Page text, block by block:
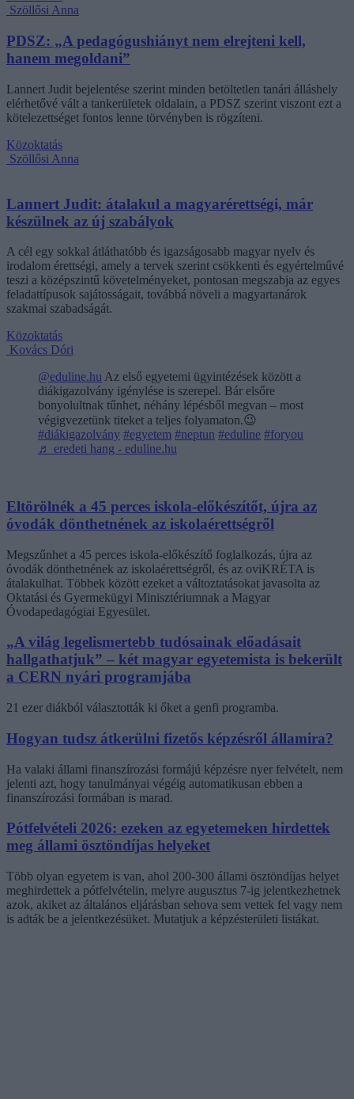
Szöllősi Anna
PDSZ: „A pedagógushiányt nem elrejteni kell,
hanem megoldani”
Lannert Judit bejelentése szerint minden betöltetlen tanári álláshely
elérhetővé vált a tankerületek oldalain, a PDSZ szerint viszont ezt a
kötelezettséget fontos lenne törvényben is rögzíteni.
Közoktatás
Szöllősi Anna
Lannert Judit: átalakul a magyarérettségi, már
készülnek az új szabályok
A cél egy sokkal átláthatóbb és igazságosabb magyar nyelv és
irodalom érettségi, amely a tervek szerint csökkenti és egyértelművé
teszi a középszintű követelményeket, pontosan megszabja az egyes
feladattípusok sajátosságait, továbbá növeli a magyartanárok
szakmai szabadságát.
Közoktatás
Kovács Dóri
@eduline.hu Az első egyetemi ügyintézések között a
diákigazolvány igénylése is szerepel. Bár elsőre
bonyolultnak tűnhet, néhány lépésből megvan – most
végigvezetünk titeket a teljes folyamaton.😉
#diákigazolvány #egyetem #neptun #eduline #foryou
♬ eredeti hang - eduline.hu
Eltörölnék a 45 perces iskola-előkészítőt, újra az
óvodák dönthetnének az iskolaérettségről
Megszűnhet a 45 perces iskola-előkészítő foglalkozás, újra az
óvodák dönthetnének az iskolaérettségről, és az oviKRÉTA is
átalakulhat. Többek között ezeket a változtatásokat javasolta az
Oktatási és Gyermekügyi Minisztériumnak a Magyar
Óvodapedagógiai Egyesület.
„A világ legelismertebb tudósainak előadásait
hallgathatjuk” – két magyar egyetemista is bekerült
a CERN nyári programjába
21 ezer diákból választották ki őket a genfi programba.
Hogyan tudsz átkerülni fizetős képzésről államira?
Ha valaki állami finanszírozási formájú képzésre nyer felvételt, nem
jelenti azt, hogy tanulmányai végéig automatikusan ebben a
finanszírozási formában is marad.
Pótfelvételi 2026: ezeken az egyetemeken hirdettek
meg állami ösztöndíjas helyeket
Több olyan egyetem is van, ahol 200-300 állami ösztöndíjas helyet
meghirdettek a pótfelvételin, melyre augusztus 7-ig jelentkezhetnek
azok, akiket az általános eljárásban sehova sem vettek fel vagy nem
is adták be a jelentkezésüket. Mutatjuk a képzésterületi listákat.